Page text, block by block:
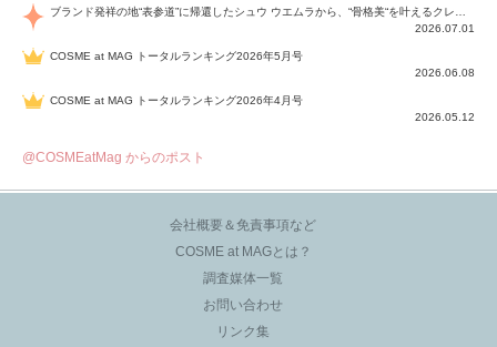
2026.07.01
COSME at MAG トータルランキング2026年5月号
2026.06.08
COSME at MAG トータルランキング2026年4月号
2026.05.12
@COSMEatMag からのポスト
会社概要＆免責事項など
COSME at MAGとは？
調査媒体一覧
お問い合わせ
リンク集